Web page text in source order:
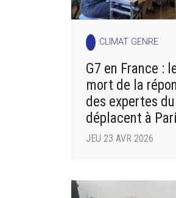
CLIMAT GENRE
G7 en France :
mort de la
des expertes
déplacent à
JEU 23 AVR 2026